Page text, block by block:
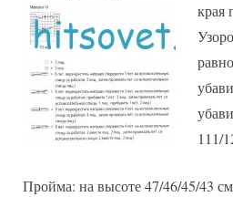
края
111/
Пройма: на высоте 47/46/45/43